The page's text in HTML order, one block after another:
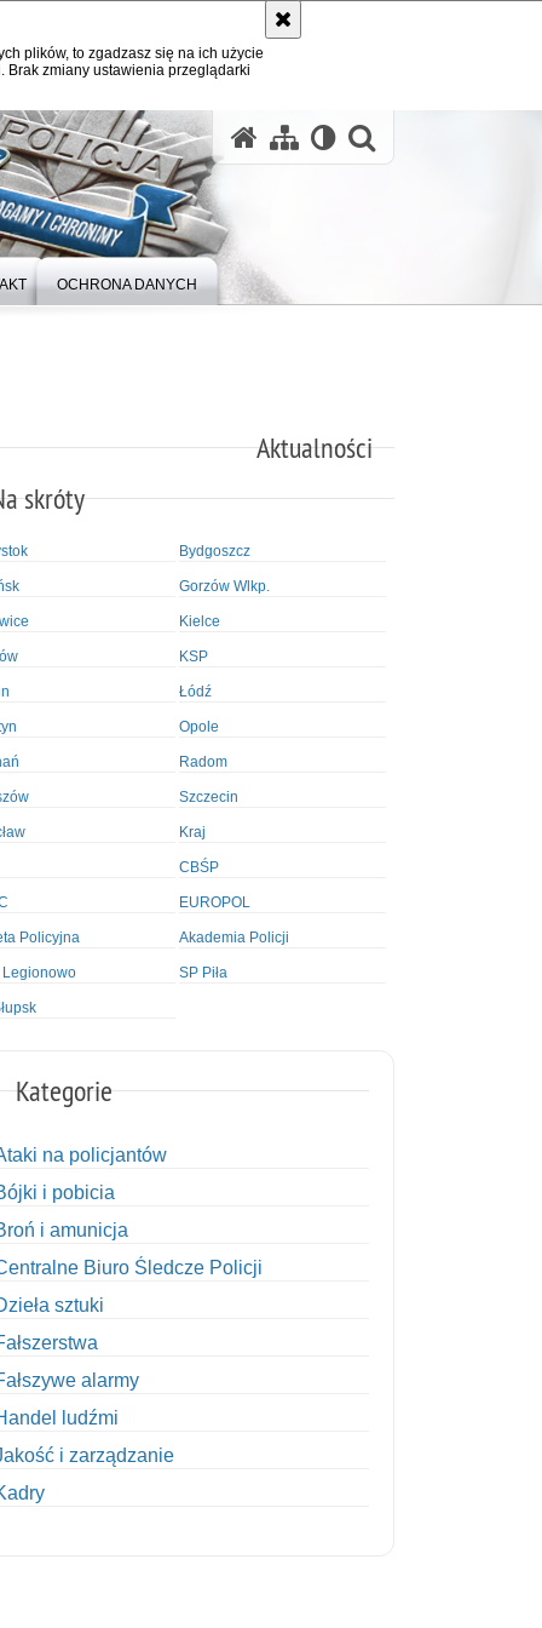
plików, to zgadzasz się na ich użycie
zmiany ustawienia przeglądarki
OCHRONA DANYCH
Aktualności
skróty
Bydgoszcz
Gorzów Wlkp.
Kielce
KSP
Łódź
Opole
Radom
Szczecin
Kraj
CBŚP
EUROPOL
Policyjna Akademia Policji
Legionowo SP Piła
Kategorie
na policjantów
i pobicia
i amunicja
Biuro Śledcze Policji
sztuki
alarmy
ludźmi
i zarządzanie